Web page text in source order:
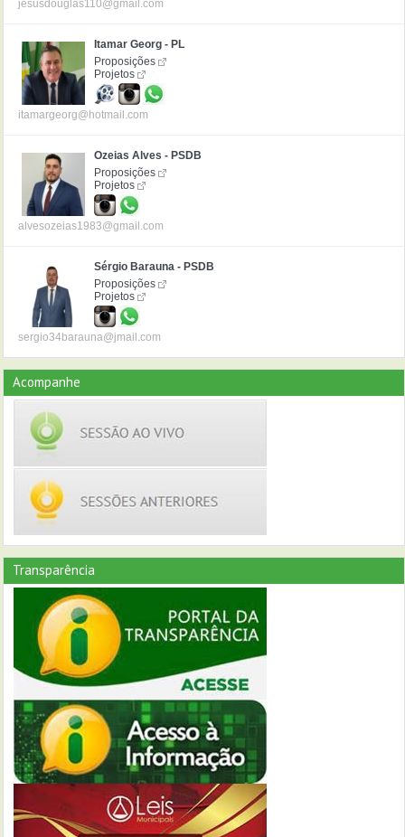
jesusdouglas110@gmail.com
Itamar Georg - PL
Proposições
Projetos
itamargeorg@hotmail.com
Ozeias Alves - PSDB
Proposições
Projetos
alvesozeias1983@gmail.com
Sérgio Barauna - PSDB
Proposições
Projetos
sergio34barauna@jmail.com
Acompanhe
Transparência